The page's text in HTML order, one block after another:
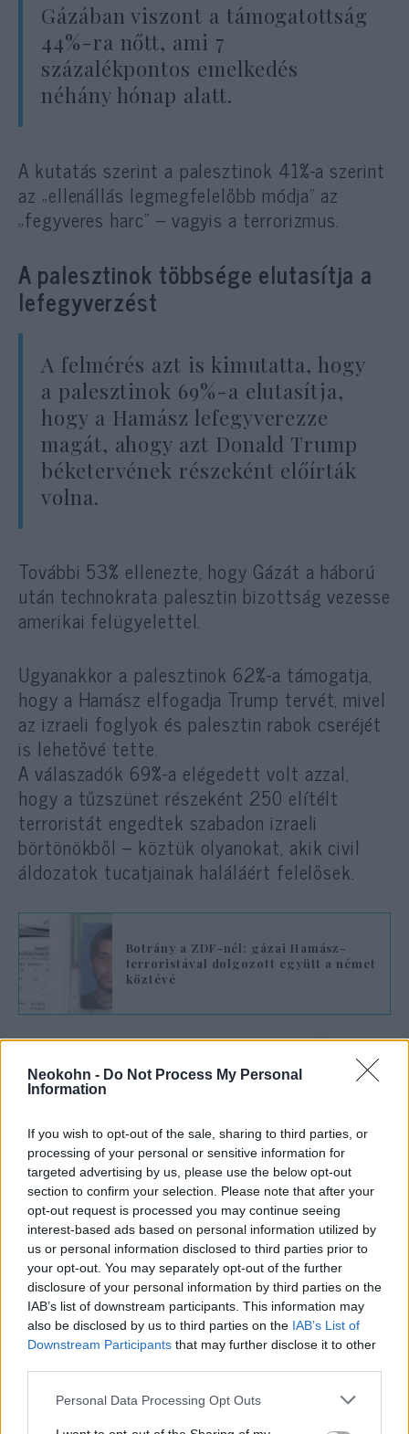
Neokohn - Do Not Process My Personal
Information
If you wish to opt-out of the sale, sharing to third parties, or
processing of your personal or sensitive information for
targeted advertising by us, please use the below opt-out
section to confirm your selection. Please note that after your
opt-out request is processed you may continue seeing
interest-based ads based on personal information utilized by
us or personal information disclosed to third parties prior to
your opt-out. You may separately opt-out of the further
disclosure of your personal information by third parties on the
IAB’s list of downstream participants. This information may
also be disclosed by us to third parties on the IAB’s List of
Downstream Participants that may further disclose it to other
Please note that this website/app uses one or more Google
Personal Data Processing Opt Outs
Gázában viszont a támogatottság
44%-ra nőtt, ami 7
százalékpontos emelkedés
néhány hónap alatt.
A kutatás szerint a palesztinok 41%-a szerint
az „ellenállás legmegfelelőbb módja” az
„fegyveres harc” – vagyis a terrorizmus.
A palesztinok többsége elutasítja a
lefegyverzést
A felmérés azt is kimutatta, hogy
a palesztinok 69%-a elutasítja,
hogy a Hamász lefegyverezze
magát, ahogy azt Donald Trump
béketervének részeként előírták
volna.
További 53% ellenezte, hogy Gázát a háború
után technokrata palesztin bizottság vezesse
amerikai felügyelettel.
Ugyanakkor a palesztinok 62%-a támogatja,
hogy a Hamász elfogadja Trump tervét, mivel
az izraeli foglyok és palesztin rabok cseréjét
is lehetővé tette.
A válaszadók 69%-a elégedett volt azzal,
hogy a tűzszünet részeként 250 elítélt
terroristát engedtek szabadon izraeli
börtönökből – köztük olyanokat, akik civil
áldozatok tucatjainak haláláért felelősek.
Botrány a ZDF-nél: gázai Hamász-
terroristával dolgozott együtt a német
köztévé
Választáson ma a Hamász győzne
A közvélemény-kutatás szerint, ha ma
palesztin elnök 27%-ot kapna, míg a Hamász
külföldi vezetője, Khaled Masal, 63%-kal
győzne.
A legnépszerűbb jelölt azonban továbbra is a
börtönben ülő terrorista, Marwan Barghouti,
akit az izraeli bíróság öt gyilkosságért ítélt
életfogytiglanra. Őt a palesztinok 39%-a
látná szívesen Abbász utódjaként. Ha
parlamenti választásokat tartanának, a
Hamász 44%-ot kapna, az Abbász vezette
Fatah pedig csupán 30%-ot.